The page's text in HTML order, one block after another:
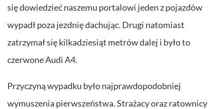
się dowiedzieć naszemu portalowi jeden z pojazdów
wypadł poza jezdnię dachując. Drugi natomiast
zatrzymał się kilkadziesiąt metrów dalej i było to
czerwone Audi A4.
Przyczyną wypadku było najprawdopodobniej
wymuszenia pierwszeństwa. Strażacy oraz ratownicy